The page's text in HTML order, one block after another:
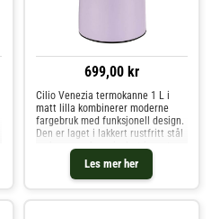
699,00 kr
Les mer her
Cilio Venezia termokanne 1 L i
matt lilla kombinerer moderne
fargebruk med funksjonell design.
Den er laget i lakkert rustfritt stål
og har en vakuumisolert innsats
som holder drikker varme i opptil
12 timer og kalde i opptil 24 timer
– ideell til bå